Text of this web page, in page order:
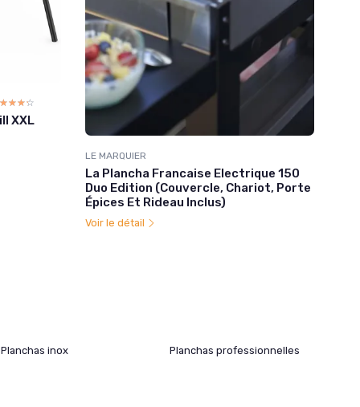
XXL
LE MARQUIER
La Plancha Francaise Electrique 150
Duo Edition (Couvercle, Chariot, Porte
Épices Et Rideau Inclus)
Voir le détail
Planchas inox Planchas professionnelles